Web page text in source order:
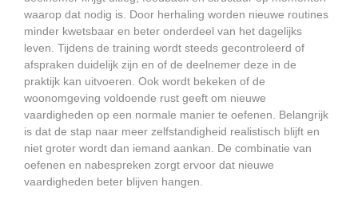
waarop dat nodig is. Door herhaling worden nieuwe routines
minder kwetsbaar en beter onderdeel van het dagelijks
leven. Tijdens de training wordt steeds gecontroleerd of
afspraken duidelijk zijn en of de deelnemer deze in de
praktijk kan uitvoeren. Ook wordt bekeken of de
woonomgeving voldoende rust geeft om nieuwe
vaardigheden op een normale manier te oefenen. Belangrijk
is dat de stap naar meer zelfstandigheid realistisch blijft en
niet groter wordt dan iemand aankan. De combinatie van
oefenen en nabespreken zorgt ervoor dat nieuwe
vaardigheden beter blijven hangen.